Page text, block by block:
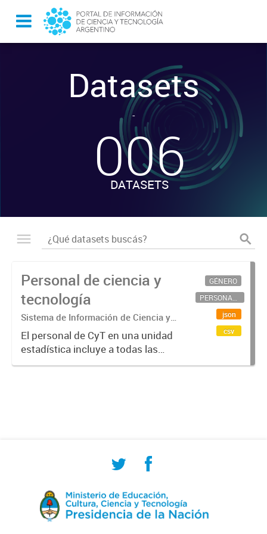
Datasets
-
006
DATASETS
Personal de ciencia y
tecnología
Sistema de Información de Ciencia y
Tecnología Argentino (SICYTAR)
El personal de CyT en una unidad
estadística incluye a todas las
personas involucradas
GÉNERO
PERSONAL CIENTÍFICO-TECNOLÓGICO
json
csv